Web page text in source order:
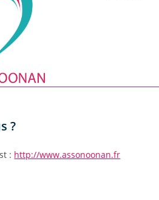
?
: http://www.assonoonan.fr